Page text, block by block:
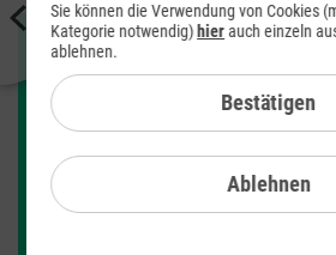
Ablehnen
Sie können die Verwendung von Cookies
Kategorie notwendig) hierauch einzeln
ablehnen.
Bestätigen